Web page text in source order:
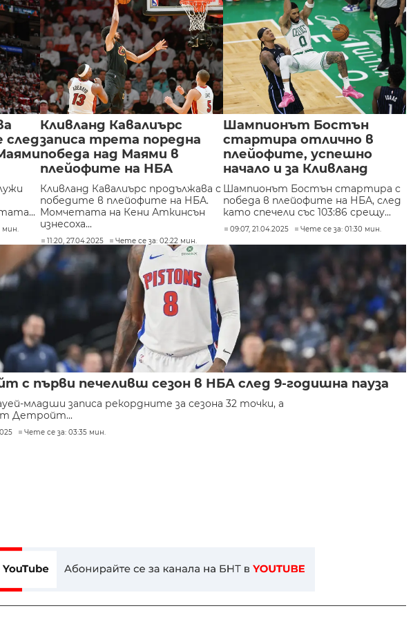
след
мин.
Кливланд Кавалиърс
записа трета поредна
победа над Маями в
плейофите на НБА
Кливланд Кавалиърс продължава с
победите в плейофите на НБА.
Момчетата на Кени Аткинсън
изнесоха...
11:20, 27.04.2025 Чете се за: 02:22 мин.
Шампионът Бостън
стартира отлично в
плейофите, успешно
начало и за Кливланд
Шампионът Бостън стартира с
победа в плейофите на НБА, след
като спечели със 103:86 срещу...
09:07, 21.04.2025 Чете се за: 01:30 мин.
с първи печеливш сезон в НБА след 9-годишна пауза
младши записа рекордните за сезона 32 точки, а
Детройт...
Чете се за: 03:35 мин.